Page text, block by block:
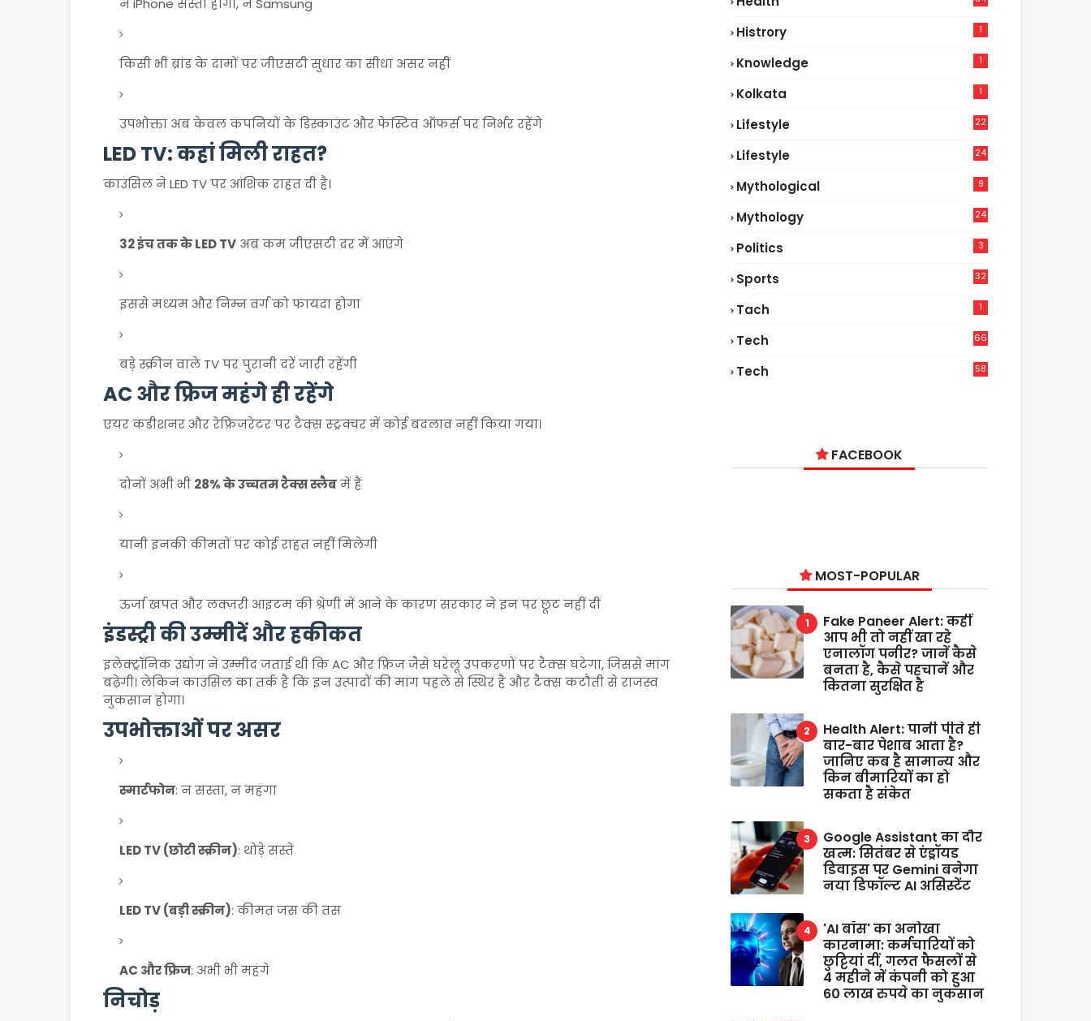
न iPhone सस्ता होगा, न Samsung
किसी भी ब्रांड के दामों पर जीएसटी सुधार का सीधा असर नहीं
उपभोक्ता अब केवल कंपनियों के डिस्काउंट और फेस्टिव ऑफर्स पर निर्भर रहेंगे
LED TV: कहां मिली राहत?
काउंसिल ने LED TV पर आंशिक राहत दी है।
32 इंच तक के LED TV अब कम जीएसटी दर में आएंगे
इससे मध्यम और निम्न वर्ग को फायदा होगा
बड़े स्क्रीन वाले TV पर पुरानी दरें जारी रहेंगी
AC और फ्रिज महंगे ही रहेंगे
एयर कंडीशनर और रेफ्रिजरेटर पर टैक्स स्ट्रक्चर में कोई बदलाव नहीं किया गया।
दोनों अभी भी 28% के उच्चतम टैक्स स्लैबमें हैं
यानी इनकी कीमतों पर कोई राहत नहीं मिलेगी
ऊर्जा खपत और लक्ज़री आइटम की श्रेणी में आने के कारण सरकार ने इन पर छूट नहीं दी
इंडस्ट्री की उम्मीदें और हकीकत
इलेक्ट्रॉनिक उद्योग ने उम्मीद जताई थी कि AC और फ्रिज जैसे घरेलू उपकरणों पर टैक्स घटेगा, जिससे मांग
बढ़ेगी। लेकिन काउंसिल का तर्क है कि इन उत्पादों की मांग पहले से स्थिर है और टैक्स कटौती से राजस्व
नुकसान होगा।
उपभोक्ताओं पर असर
स्मार्टफोन: न सस्ता, न महंगा
LED TV (छोटी स्क्रीन): थोड़े सस्ते
LED TV (बड़ी स्क्रीन): कीमत जस की तस
AC और फ्रिज: अभी भी महंगे
निचोड़
Histrory 1
Knowledge 1
Kolkata 1
Lifestyle
22
Lifestyle
24
Mythological 9
Mythology 24
Politics 3
Sports 32
Tach 1
Tech
66
Tech
58
FACEBOOK
MOST-POPULAR
Fake Paneer Alert: कहीं
आप भी तो नहीं खा रहे
एनालॉग पनीर? जानें कैसे
बनता है, कैसे पहचानें और
कितना सुरक्षित है
Health Alert: पानी पीते ही
बार-बार पेशाब आता है?
जानिए कब है सामान्य और
किन बीमारियों का हो
सकता है संकेत
Google Assistant का दौर
खत्म: सितंबर से एंड्रॉयड
डिवाइस पर Gemini बनेगा
नया डिफॉल्ट AI असिस्टेंट
'AI बॉस' का अनोखा
कारनामा: कर्मचारियों को
छुट्टियां दीं, गलत फैसलों से
4 महीने में कंपनी को हुआ
60 लाख रुपये का नुकसान